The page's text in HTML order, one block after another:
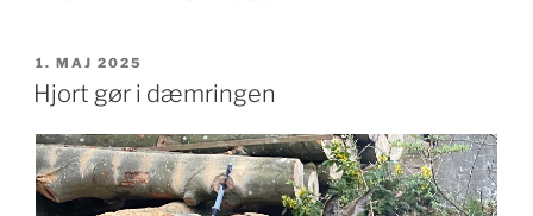
UDGIVET
DEN
1. MAJ 2025
Hjort gør i dæmringen